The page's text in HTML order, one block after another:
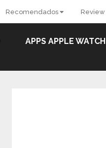
Recomendados Review
APPS APPLE WATCH